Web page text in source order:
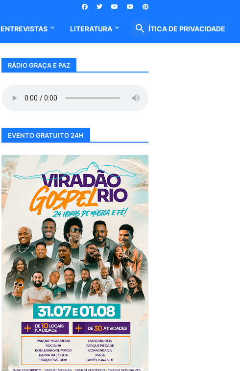
ENTREVISTAS LITERATURA POLÍTICA DE PRIVACIDADE
RÁDIO GRAÇA E PAZ
EVENTO GRATUITO 24H